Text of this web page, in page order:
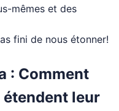
mêmes et des
fini de nous étonner!
: Comment
leur